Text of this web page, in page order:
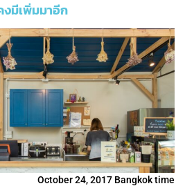
มีเพิ่มมาอีก
October 24, 2017 Bangkok time